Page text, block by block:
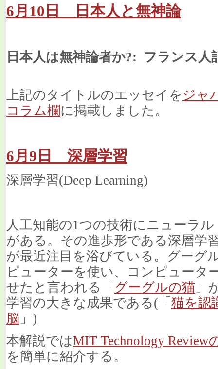
6月10日 日本人と無神論
日本人は無神論者か?: フランス人
上記のタイトルのエッセイを ジャ
コラム欄に掲載しました。
6月9日 深層学習
深層学習(Deep Learning)
人工知能の1つの技術にニューラ
がある。その進歩形である深層学
が最近注目を浴びている。グーグ
ピューターを使い、コンピュータ
せたと言われる「 グーグルの猫 」
学習の大きな成果である(「 猫を認
脳 」)
本解説ではMIT Technology Review
を簡単に紹介する。